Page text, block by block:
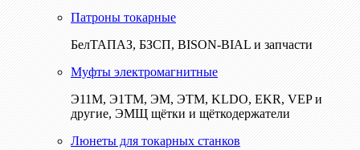
Патроны токарные
БелТАПАЗ, БЗСП, BISON-BIAL и запчасти
Муфты электромагнитные
Э11М, Э1ТМ, ЭМ, ЭТМ, KLDO, EKR, VEP и
другие, ЭМЩ щётки и щёткодержатели
Люнеты для токарных станков